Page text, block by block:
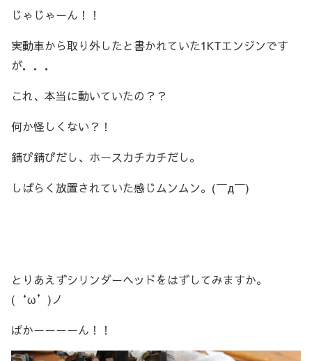
じゃじゃーん！！
実動車から取り外したと書かれていた1KTエンジンです
が．．．
これ、本当に動いていたの？？
何か怪しくない？！
錆び錆びだし、ホースカチカチだし。
しばらく放置されていた感じムンムン。(￣д￣)
とりあえずシリンダーヘッドをはずしてみますか。
(‘ω’)ノ
ぱかーーーーん！！